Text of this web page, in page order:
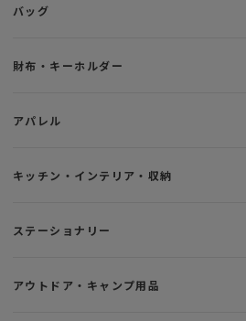
バッグ
財布・キーホルダー
アパレル
キッチン・インテリア・収納
ステーショナリー
アウトドア・キャンプ用品